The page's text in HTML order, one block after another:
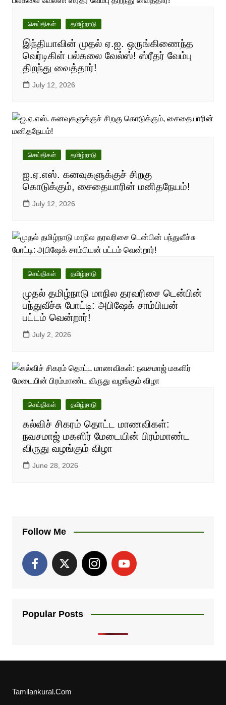
செய்திகள் தமிழ்நாடு
இந்தியாவின் முதல் ஏ.ஐ. ஒருங்கிணைந்த
வெர்டிகிள் பல்கலை வேல்ஸ்! ஸ்ரீதர் வேம்பு
திறந்து வைத்தார்!
July 12, 2026
செய்திகள் தமிழ்நாடு
ஐ.ஏ.எஸ். கனவுகளுக்குச் சிறகு
கொடுக்கும், சைதையாரின் மனிதநேயம்!
July 12, 2026
செய்திகள் தமிழ்நாடு
முதல் தமிழ்நாடு மாநில தரவரிசை டென்பின்
பந்துவீச்சு போட்டி: அபிஷேக் சாம்பியன்
பட்டம் வென்றார்!
July 2, 2026
செய்திகள் தமிழ்நாடு
கல்விச் சிகரம் தொட்ட மாணவிகள்:
நவசமாஜ் மகளிர் மேடையின் பிரம்மாண்ட
விருது வழங்கும் விழா
June 28, 2026
Follow Me
Popular Posts
Tamilankural.Com